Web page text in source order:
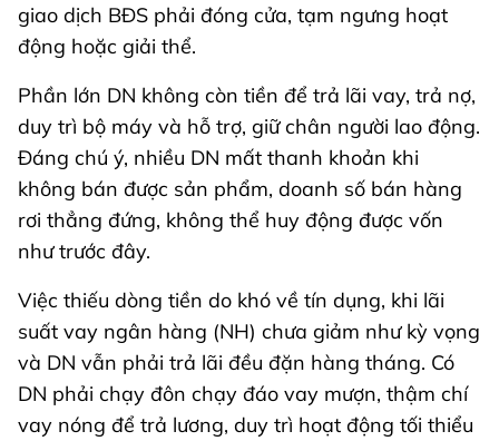
giao dịch BĐS phải đóng cửa, tạm ngưng hoạt
động hoặc giải thể.
Phần lớn DN không còn tiền để trả lãi vay, trả nợ,
duy trì bộ máy và hỗ trợ, giữ chân người lao động.
Đáng chú ý, nhiều DN mất thanh khoản khi
không bán được sản phẩm, doanh số bán hàng
rơi thẳng đứng, không thể huy động được vốn
như trước đây.
Việc thiếu dòng tiền do khó về tín dụng, khi lãi
suất vay ngân hàng (NH) chưa giảm như kỳ vọng
và DN vẫn phải trả lãi đều đặn hàng tháng. Có
DN phải chạy đôn chạy đáo vay mượn, thậm chí
vay nóng để trả lương, duy trì hoạt động tối thiểu